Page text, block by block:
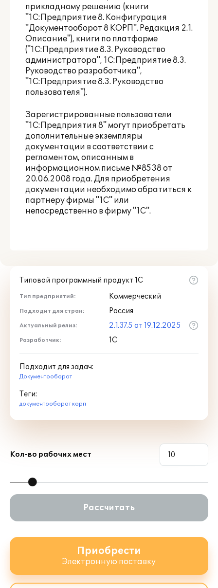
прикладному решению (книги
"1С:Предприятие 8. Конфигурация
"Документооборот 8 КОРП". Редакция 2.1.
Описание"), книги по платформе
("1С:Предприятие 8.3. Руководство
администратора", 1С:Предприятие 8.3.
Руководство разработчика",
"1С:Предприятие 8.3. Руководство
пользователя").
Зарегистрированные пользователи
"1С:Предприятия 8" могут приобретать
дополнительные экземпляры
документации в соответствии с
регламентом, описанным в
информационном письме №8538 от
20.06.2008 года. Для приобретения
документации необходимо обратиться к
партнеру фирмы "1С" или
непосредственно в фирму "1С".
Типовой программный продукт 1С
Тип предприятий: Коммерческий
Подходит для стран: Россия
Актуальный релиз: 2.1.37.5 от 19.12.2025
Разработчик: 1С
Подходит для задач:
Документооборот
Теги:
документооборот корп
Кол-во рабочих мест
Рассчитать
Приобрести
Электронную поставку